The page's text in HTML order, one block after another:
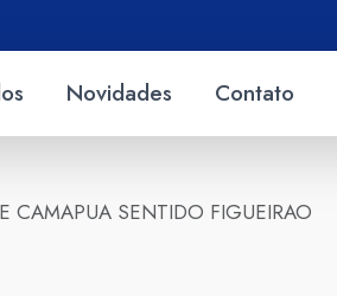
Novidades Contato
CAMAPUA SENTIDO FIGUEIRAO